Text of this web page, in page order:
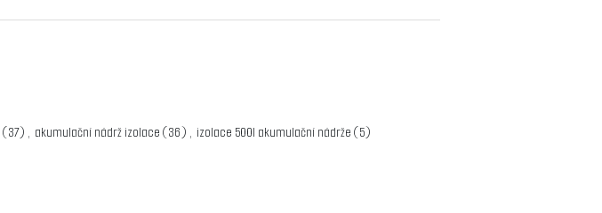
(37) , akumulační nádrž izolace (36) , izolace 500l akumulační nádrže (5)